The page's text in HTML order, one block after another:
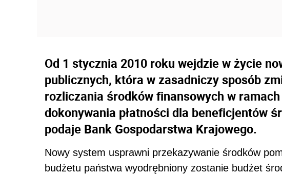
Od 1 stycznia 2010 roku wejdzie w życie
publicznych, która w zasadniczy sposób
rozliczania środków finansowych w
dokonywania płatności dla beneficjentów
podaje Bank Gospodarstwa Krajowego.
Nowy system usprawni przekazywanie środków
budżetu państwa wyodrębniony zostanie budżet